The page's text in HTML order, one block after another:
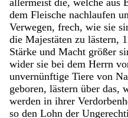
dem Fleische nachlaufen
Verwegen, frech, wie sie
die Majestäten zu lästern,
Stärke und Macht größer
wider sie bei dem Herrn
unvernünftige Tiere von
geboren, lästern über das,
werden in ihrer
so den Lohn der